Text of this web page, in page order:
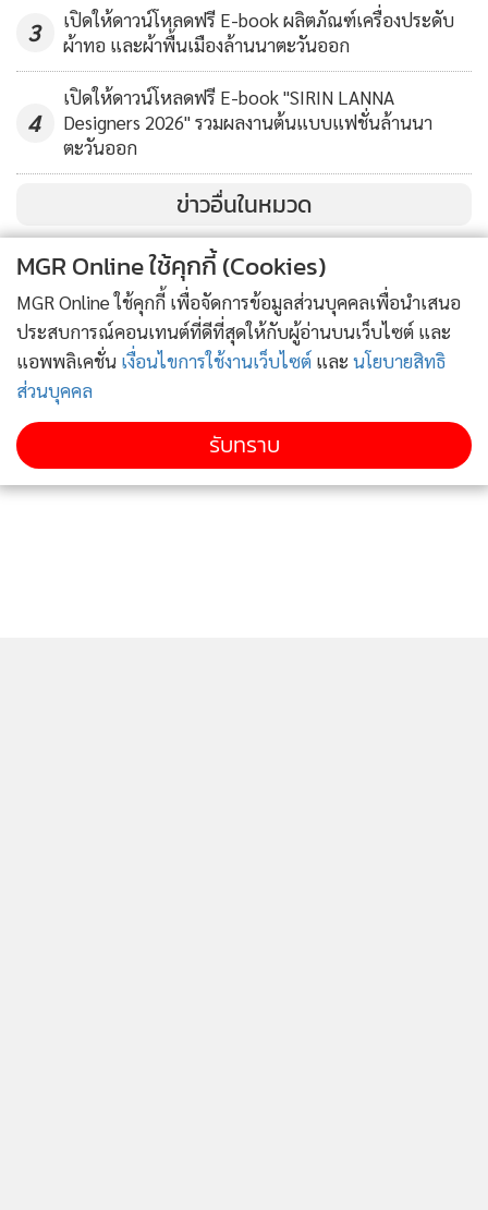
3
เปิดให้ดาวน์โหลดฟรี E-book ผลิตภัณฑ์เครื่องประดับ
ผ้าทอ และผ้าพื้นเมืองล้านนาตะวันออก
4
เปิดให้ดาวน์โหลดฟรี E-book "SIRIN LANNA
Designers 2026" รวมผลงานต้นแบบแฟชั่นล้านนา
ตะวันออก
ข่าวอื่นในหมวด
MGR Online ใช้คุกกี้ (Cookies)
MGR Online ใช้คุกกี้ เพื่อจัดการข้อมูลส่วนบุคคลเพื่อนำเสนอ
ประสบการณ์คอนเทนต์ที่ดีที่สุดให้กับผู้อ่านบนเว็บไซต์ และ
แอพพลิเคชั่น เงื่อนไขการใช้งานเว็บไซต์ และ นโยบายสิทธิ
ส่วนบุคคล
รับทราบ